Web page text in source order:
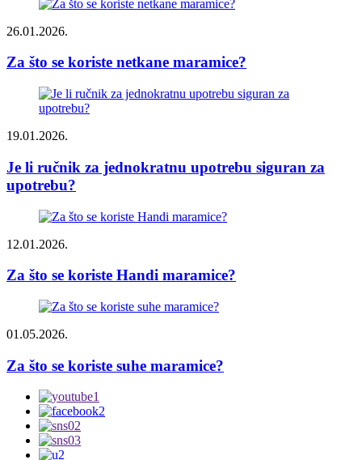
26.01.2026.
Za što se koriste netkane maramice?
19.01.2026.
Je li ručnik za jednokratnu upotrebu siguran za
upotrebu?
12.01.2026.
Za što se koriste Handi maramice?
01.05.2026.
Za što se koriste suhe maramice?